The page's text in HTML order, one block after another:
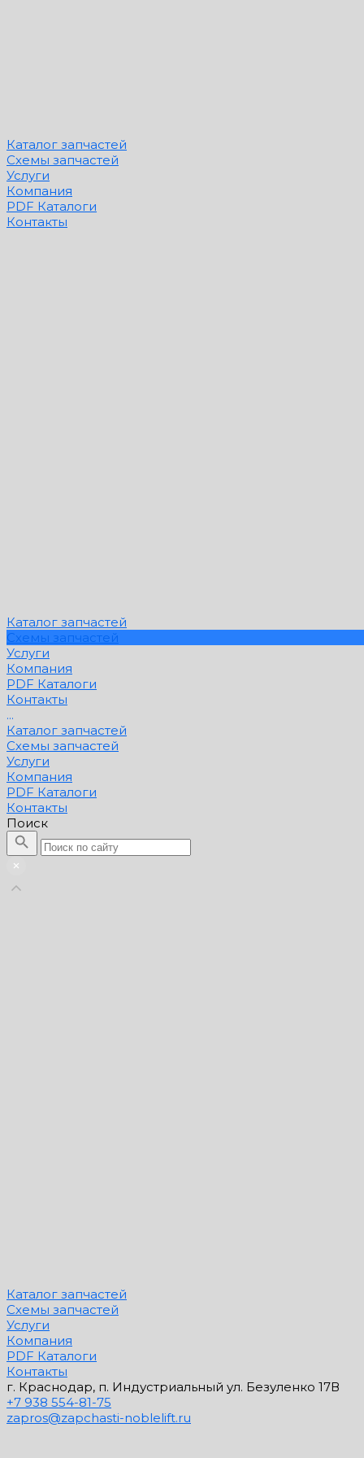
Каталог запчастей
Схемы запчастей
Услуги
Компания
PDF Каталоги
Контакты
Каталог запчастей
Схемы запчастей
Услуги
Компания
PDF Каталоги
Контакты
...
Каталог запчастей
Схемы запчастей
Услуги
Компания
PDF Каталоги
Контакты
Поиск
Каталог запчастей
Схемы запчастей
Услуги
Компания
PDF Каталоги
Контакты
г. Краснодар, п. Индустриальный ул. Безуленко 17В
+7 938 554-81-75
zapros@zapchasti-noblelift.ru